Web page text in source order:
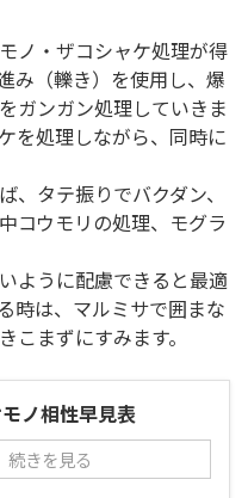
ノ・ザコシャケ処理が得
み（轢き）を使用し、爆
ガンガン処理していきま
を処理しながら、同時に
、タテ振りでバクダン、
コウモリの処理、モグラ
ように配慮できると最適
時は、マルミサで囲まな
こまずにすみます。
ノ相性早見表
続きを見る